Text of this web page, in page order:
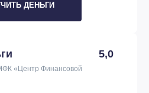
ДЕНЬГИ
5,0
«Центр Финансовой